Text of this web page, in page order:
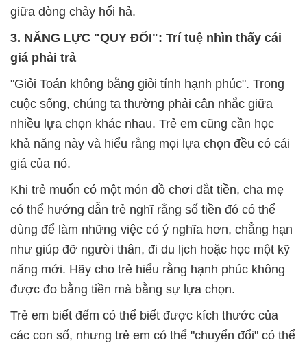
giữa dòng chảy hối hả.
3. NĂNG LỰC "QUY ĐỔI": Trí tuệ nhìn thấy cái
giá phải trả
"Giỏi Toán không bằng giỏi tính hạnh phúc". Trong
cuộc sống, chúng ta thường phải cân nhắc giữa
nhiều lựa chọn khác nhau. Trẻ em cũng cần học
khả năng này và hiểu rằng mọi lựa chọn đều có cái
giá của nó.
Khi trẻ muốn có một món đồ chơi đắt tiền, cha mẹ
có thể hướng dẫn trẻ nghĩ rằng số tiền đó có thể
dùng để làm những việc có ý nghĩa hơn, chẳng hạn
như giúp đỡ người thân, đi du lịch hoặc học một kỹ
năng mới. Hãy cho trẻ hiểu rằng hạnh phúc không
được đo bằng tiền mà bằng sự lựa chọn.
Trẻ em biết đếm có thể biết được kích thước của
các con số, nhưng trẻ em có thể "chuyển đổi" có thể